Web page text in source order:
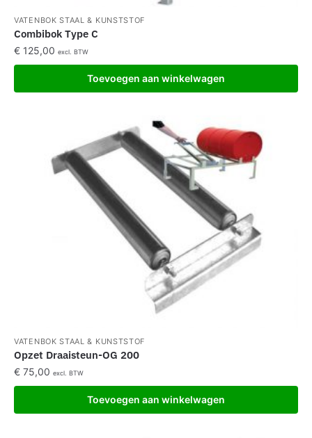
VATENBOK STAAL & KUNSTSTOF
Combibok Type C
€ 125,00 excl. BTW
Toevoegen aan winkelwagen
VATENBOK STAAL & KUNSTSTOF
Opzet Draaisteun-OG 200
€ 75,00 excl. BTW
Toevoegen aan winkelwagen